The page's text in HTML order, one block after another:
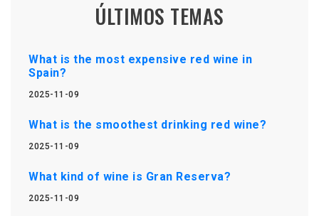
ÚLTIMOS TEMAS
What is the most expensive red wine in
Spain?
2025-11-09
What is the smoothest drinking red wine?
2025-11-09
What kind of wine is Gran Reserva?
2025-11-09